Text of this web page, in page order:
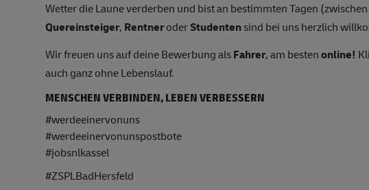
Wetter die Laune verderben und bist an bestimmten Tagen
Quereinsteiger, RentneroderStudentensind bei uns herzlich
Wir freuen uns auf deine Bewerbung alsFahrer, am bestenonline!
auch ganz ohne Lebenslauf.
MENSCHEN VERBINDEN, LEBEN VERBESSERN
#werdeeinervonuns
#werdeeinervonunspostbote
#jobsnlkassel
#ZSPLBadHersfeld